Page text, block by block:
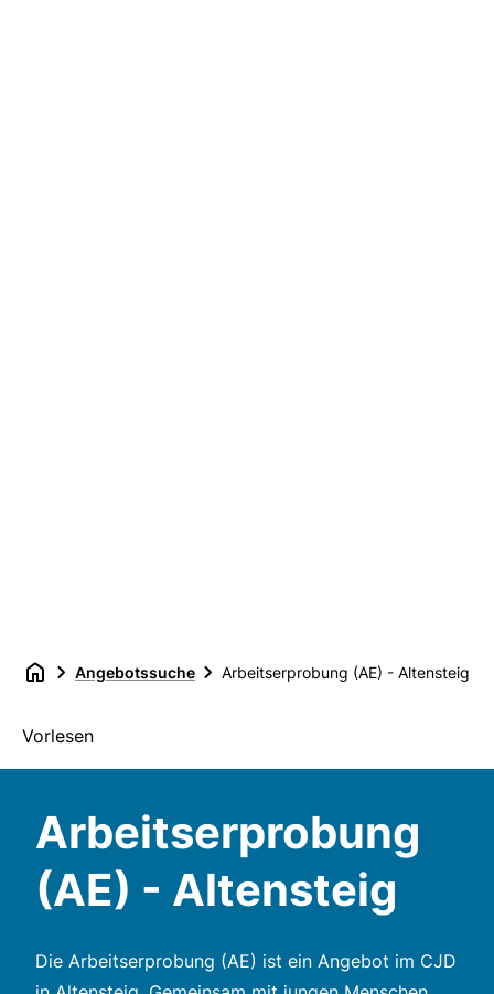
Angebotssuche Arbeitserprobung (AE) - Altensteig
Vorlesen
Arbeitserprobung
(AE) - Altensteig
Die Arbeitserprobung (AE) ist ein Angebot im CJD